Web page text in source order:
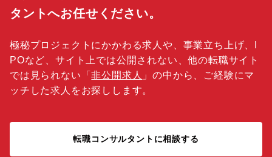
タントへお任せください。
極秘プロジェクトにかかわる求人や、事業立ち上げ、I
POなど、サイト上では公開されない、他の転職サイト
では見られない「非公開求人 」の中から、ご経験にマ
ッチした求人をお探しします。
転職コンサルタントに相談する